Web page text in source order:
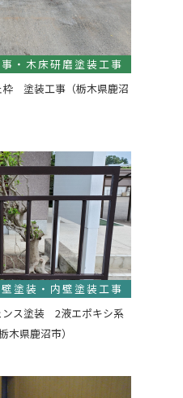
・木床研磨塗装工事
枠 塗装工事（栃木県鹿沼
塗装・内壁塗装工事
ス塗装 2液エポキシ系
県鹿沼市）